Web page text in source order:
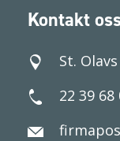
Kontakt
St.
22 39 68